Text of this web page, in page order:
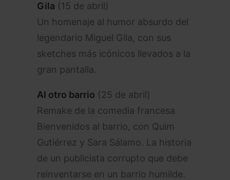
Gila (15 de abril)
Un homenaje al humor absurdo del
legendario Miguel Gila, con sus
sketches más icónicos llevados a la
gran pantalla.
Al otro barrio (25 de abril)
Remake de la comedia francesa
Bienvenidos al barrio, con Quim
Gutiérrez y Sara Sálamo. La historia
de un publicista corrupto que debe
reinventarse en un barrio humilde.